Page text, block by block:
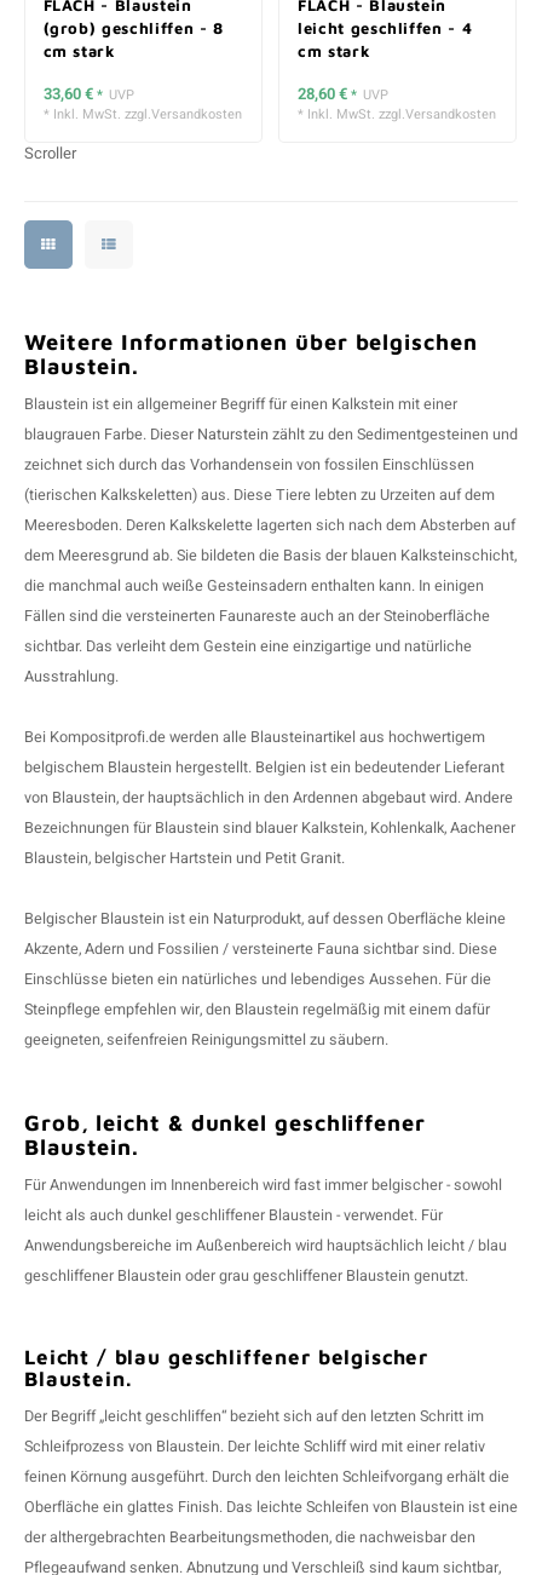
FLACH - Blaustein
(grob) geschliffen - 8
cm stark
33,60 €* UVP
* Inkl. MwSt. zzgl.Versandkosten
FLACH - Blaustein
leicht geschliffen - 4
cm stark
28,60 €* UVP
* Inkl. MwSt. zzgl.Versandkosten
Scroller
Weitere Informationen über belgischen
Blaustein.
Blaustein ist ein allgemeiner Begriff für einen Kalkstein mit einer
blaugrauen Farbe. Dieser Naturstein zählt zu den Sedimentgesteinen und
zeichnet sich durch das Vorhandensein von fossilen Einschlüssen
(tierischen Kalkskeletten) aus. Diese Tiere lebten zu Urzeiten auf dem
Meeresboden. Deren Kalkskelette lagerten sich nach dem Absterben auf
dem Meeresgrund ab. Sie bildeten die Basis der blauen Kalksteinschicht,
die manchmal auch weiße Gesteinsadern enthalten kann. In einigen
Fällen sind die versteinerten Faunareste auch an der Steinoberfläche
sichtbar. Das verleiht dem Gestein eine einzigartige und natürliche
Ausstrahlung.
Bei Kompositprofi.de werden alle Blausteinartikel aus hochwertigem
belgischem Blaustein hergestellt. Belgien ist ein bedeutender Lieferant
von Blaustein, der hauptsächlich in den Ardennen abgebaut wird. Andere
Bezeichnungen für Blaustein sind blauer Kalkstein, Kohlenkalk, Aachener
Blaustein, belgischer Hartstein und Petit Granit.
Belgischer Blaustein ist ein Naturprodukt, auf dessen Oberfläche kleine
Akzente, Adern und Fossilien / versteinerte Fauna sichtbar sind. Diese
Einschlüsse bieten ein natürliches und lebendiges Aussehen. Für die
Steinpflege empfehlen wir, den Blaustein regelmäßig mit einem dafür
geeigneten, seifenfreien Reinigungsmittel zu säubern.
Grob, leicht & dunkel geschliffener
Blaustein.
Für Anwendungen im Innenbereich wird fast immer belgischer - sowohl
leicht als auch dunkel geschliffener Blaustein - verwendet. Für
Anwendungsbereiche im Außenbereich wird hauptsächlich leicht / blau
geschliffener Blaustein oder grau geschliffener Blaustein genutzt.
Leicht / blau geschliffener belgischer
Blaustein.
Der Begriff „leicht geschliffen“ bezieht sich auf den letzten Schritt im
Schleifprozess von Blaustein. Der leichte Schliff wird mit einer relativ
feinen Körnung ausgeführt. Durch den leichten Schleifvorgang erhält die
Oberfläche ein glattes Finish. Das leichte Schleifen von Blaustein ist eine
der althergebrachten Bearbeitungsmethoden, die nachweisbar den
Pflegeaufwand senken. Abnutzung und Verschleiß sind kaum sichtbar,